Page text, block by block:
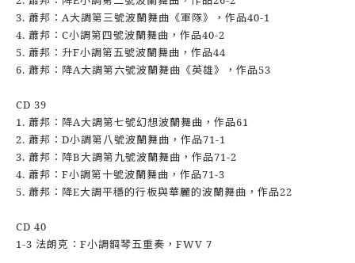
3. 蕭邦：A大調第三號波蘭舞曲《軍隊》，作品40-1
4. 蕭邦：C小調第四號波蘭舞曲，作品40-2
5. 蕭邦：升F小調第五號波蘭舞曲，作品44
6. 蕭邦：降A大調第六號波蘭舞曲《英雄》，作品53
CD 39
1. 蕭邦：降A大調第七號幻想波蘭舞曲，作品61
2. 蕭邦：D小調第八號波蘭舞曲，作品71-1
3. 蕭邦：降B大調第九號波蘭舞曲，作品71-2
4. 蕭邦：F小調第十號波蘭舞曲，作品71-3
5. 蕭邦：降E大調平穩的行板與華麗的波蘭舞曲，作品22
CD 40
1-3 法朗克：F小調鋼琴五重奏，FWV 7